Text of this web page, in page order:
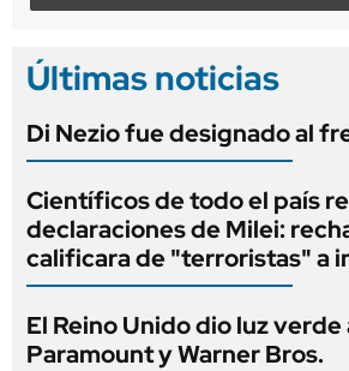
Últimas noticias
Di Nezio fue designado al
Científicos de todo el país
declaraciones de Milei:
calificara de "terroristas" a
El Reino Unido dio luz verde
Paramount y Warner Bros.